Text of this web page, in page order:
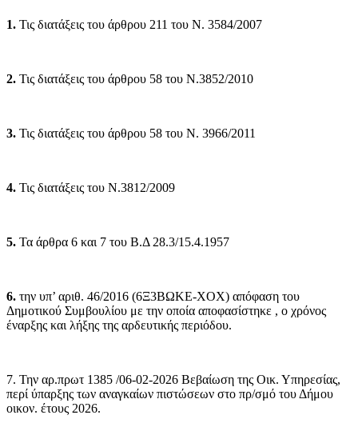
1. Τις διατάξεις του άρθρου 211 του Ν. 3584/2007
2. Τις διατάξεις του άρθρου 58 του Ν.3852/2010
3. Τις διατάξεις του άρθρου 58 του Ν. 3966/2011
4. Τις διατάξεις του Ν.3812/2009
5. Τα άρθρα 6 και 7 του Β.Δ 28.3/15.4.1957
6. την υπ’ αριθ. 46/2016 (6Ξ3ΒΩΚΕ-ΧΟΧ) απόφαση του
Δημοτικού Συμβουλίου με την οποία αποφασίστηκε , ο χρόνος
έναρξης και λήξης της αρδευτικής περιόδου.
7. Την αρ.πρωτ 1385 /06-02-2026 Βεβαίωση της Οικ. Υπηρεσίας,
περί ύπαρξης των αναγκαίων πιστώσεων στο πρ/σμό του Δήμου
οικον. έτους 2026.